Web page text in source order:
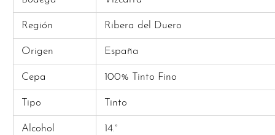
Región Ribera del Duero
Origen España
Cepa 100% Tinto Fino
Tipo Tinto
Alcohol 14.°